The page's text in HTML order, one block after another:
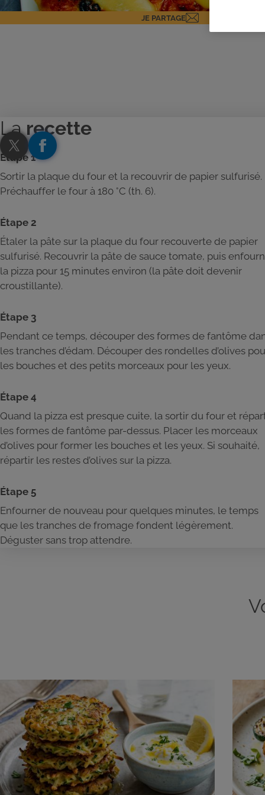
JE PARTAGE
Larecette
Étape 1
Sortir la plaque du four et la recouvrir de papier sulfurisé.
Préchauffer le four à 180 °C (th. 6).
Étape 2
Étaler la pâte sur la plaque du four recouverte de papier
sulfurisé. Recouvrir la pâte de sauce tomate, puis
la pizza pour 15 minutes environ (la pâte doit devenir
croustillante).
Étape 3
Pendant ce temps, découper des formes de fantôme
les tranches d’édam. Découper des rondelles d’olives
les bouches et des petits morceaux pour les yeux.
Étape 4
Quand la pizza est presque cuite, la sortir du four et
les formes de fantôme par-dessus. Placer les morceaux
d’olives pour former les bouches et les yeux. Si souhaité,
répartir les restes d’olives sur la pizza.
Étape 5
Enfourner de nouveau pour quelques minutes, le temps
que les tranches de fromage fondent légèrement.
Déguster sans trop attendre.